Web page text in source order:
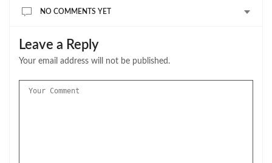
NO COMMENTS YET
Leave a Reply
Your email address will not be published.